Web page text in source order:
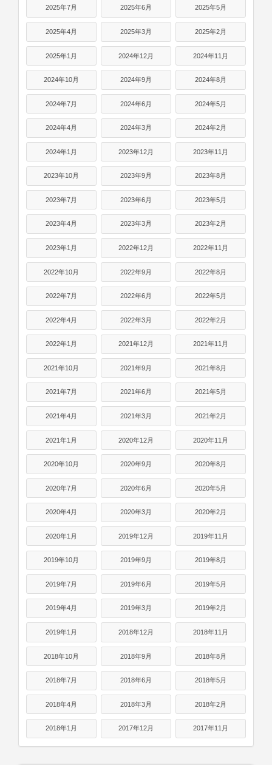
2025年7月 2025年6月 2025年5月
2025年4月 2025年3月 2025年2月
2025年1月 2024年12月 2024年11月
2024年10月 2024年9月 2024年8月
2024年7月 2024年6月 2024年5月
2024年4月 2024年3月 2024年2月
2024年1月 2023年12月 2023年11月
2023年10月 2023年9月 2023年8月
2023年7月 2023年6月 2023年5月
2023年4月 2023年3月 2023年2月
2023年1月 2022年12月 2022年11月
2022年10月 2022年9月 2022年8月
2022年7月 2022年6月 2022年5月
2022年4月 2022年3月 2022年2月
2022年1月 2021年12月 2021年11月
2021年10月 2021年9月 2021年8月
2021年7月 2021年6月 2021年5月
2021年4月 2021年3月 2021年2月
2021年1月 2020年12月 2020年11月
2020年10月 2020年9月 2020年8月
2020年7月 2020年6月 2020年5月
2020年4月 2020年3月 2020年2月
2020年1月 2019年12月 2019年11月
2019年10月 2019年9月 2019年8月
2019年7月 2019年6月 2019年5月
2019年4月 2019年3月 2019年2月
2019年1月 2018年12月 2018年11月
2018年10月 2018年9月 2018年8月
2018年7月 2018年6月 2018年5月
2018年4月 2018年3月 2018年2月
2018年1月 2017年12月 2017年11月